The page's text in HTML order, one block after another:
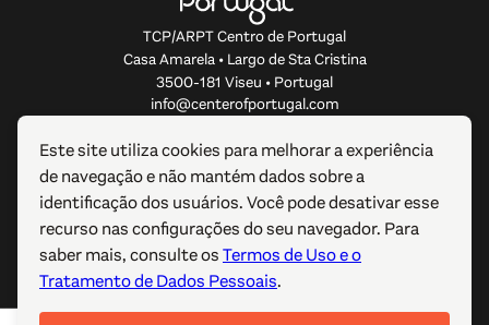
TCP/ARPT Centro de Portugal
Casa Amarela • Largo de Sta Cristina
3500-181 Viseu • Portugal
info@centerofportugal.com
SOBRE ESTE WEBSITE
LIGAÇÕES ÚTEIS
SIGA-NOS
Este site utiliza cookies para melhorar a experiência
de navegação e não mantém dados sobre a
identificação dos usuários. Você pode desativar esse
recurso nas configurações do seu navegador. Para
saber mais, consulte osTermos de Uso e o
Tratamento de Dados Pessoais.